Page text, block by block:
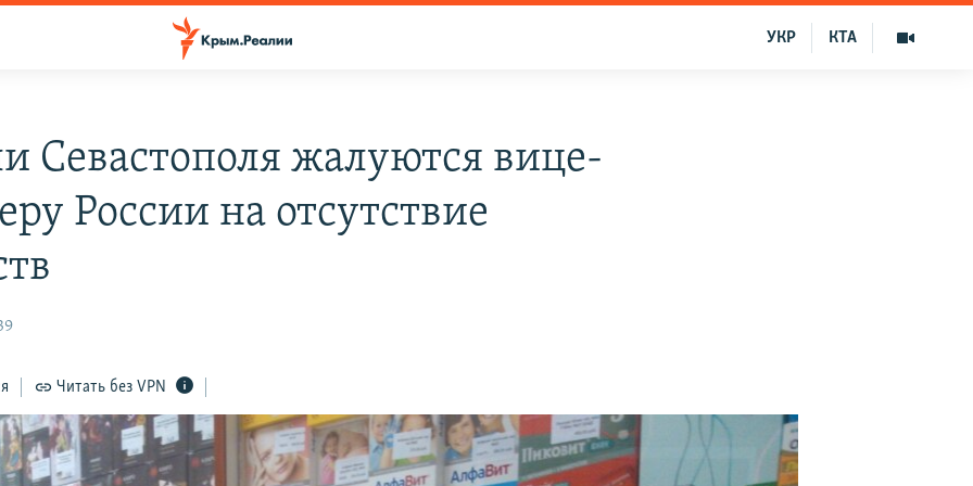
КТА
УКР
Севастополя жалуются вице-
России на отсутствие
Читать без VPN